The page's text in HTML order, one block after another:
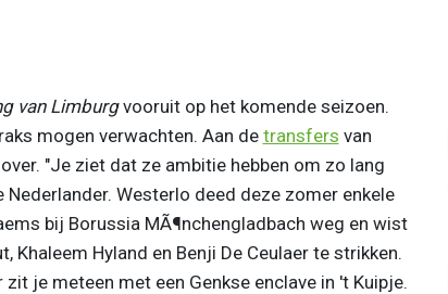
van Limburgvooruit op het komende seizoen.
mogen verwachten. Aan detransfers van
"Je ziet dat ze ambitie hebben om zo lang
Westerlo deed deze zomer enkele
bij Borussia MÃ¶nchengladbach weg en wist
Khaleem Hyland en Benji De Ceulaer te strikken.
zit je meteen met een Genkse enclave in 't Kuipje.